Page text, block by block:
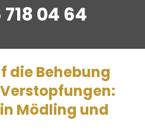
04 64
die Behebung
Mödling und